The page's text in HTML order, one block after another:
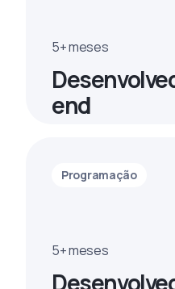
5+ meses
end
Programação
5+ meses